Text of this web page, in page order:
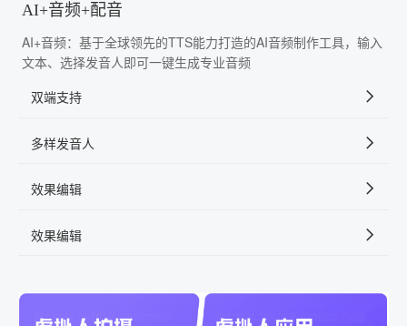
AI+音频+配音
AI+音频：基于全球领先的TTS能力打造的AI音频制作工具，输入
文本、选择发音人即可一键生成专业音频
双端支持
多样发音人
效果编辑
效果编辑